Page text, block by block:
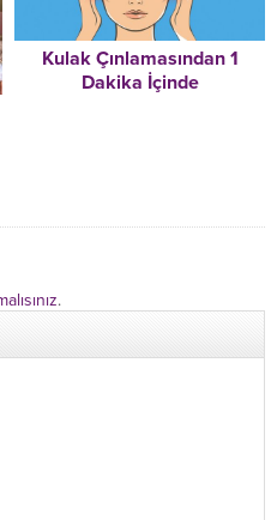
Kulak Çınlamasından 1
Dakika İçinde
.